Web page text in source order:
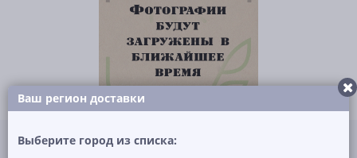
Нет в наличии
Ваш регион доставки
Выберите город из списка: